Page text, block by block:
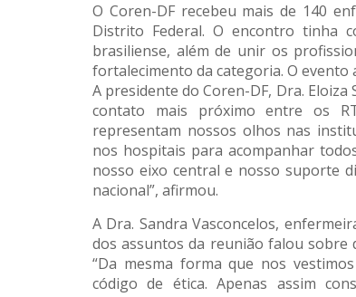
O Coren-DF recebeu mais de 140
Distrito Federal. O encontro tinha
brasiliense, além de unir os
fortalecimento da categoria. O evento
A presidente do Coren-DF, Dra.
contato mais próximo entre os
representam nossos olhos nas
nos hospitais para acompanhar
nosso eixo central e nosso suporte
nacional”, afirmou.
A Dra. Sandra Vasconcelos,
dos assuntos da reunião falou sobre
“Da mesma forma que nos
código de ética. Apenas assim